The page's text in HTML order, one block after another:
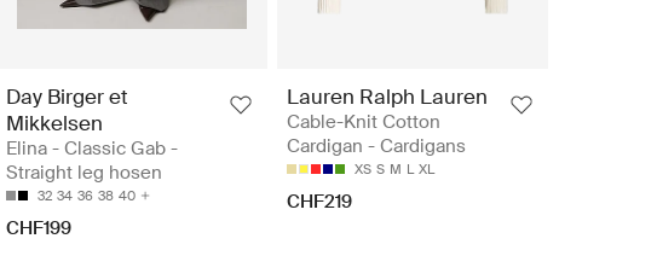
Day Birger et
Mikkelsen
Elina - Classic Gab -
Straight leg hosen
32 34 36 38 40
CHF199
Lauren Ralph Lauren
Cable-Knit Cotton
Cardigan - Cardigans
XS S M L XL
CHF219